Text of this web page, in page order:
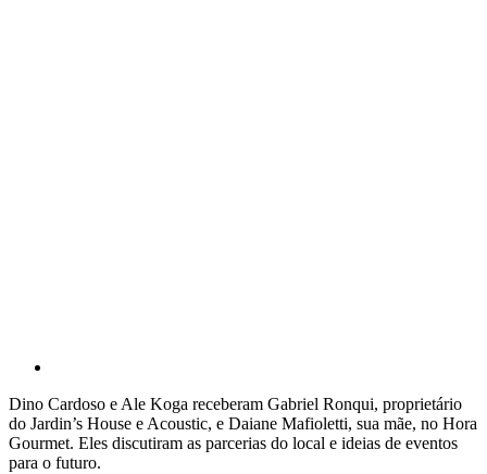
Dino Cardoso e Ale Koga receberam Gabriel Ronqui, proprietário
do Jardin’s House e Acoustic, e Daiane Mafioletti, sua mãe, no Hora
Gourmet. Eles discutiram as parcerias do local e ideias de eventos
para o futuro.